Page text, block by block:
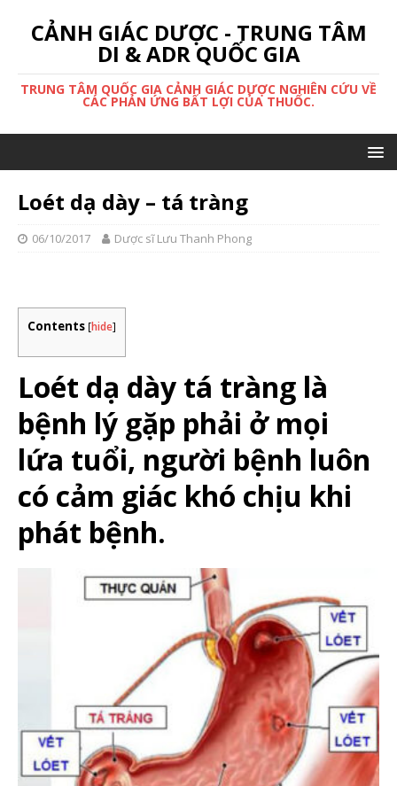
CẢNH GIÁC DƯỢC - TRUNG TÂM
DI & ADR QUỐC GIA
TRUNG TÂM QUỐC GIA CẢNH GIÁC DƯỢC NGHIÊN CỨU VỀ
CÁC PHẢN ỨNG BẤT LỢI CỦA THUỐC.
Loét dạ dày – tá tràng
06/10/2017 Dược sĩ Lưu Thanh Phong
Contents [hide]
Loét dạ dày tá tràng là
bệnh lý gặp phải ở mọi
lứa tuổi, người bệnh luôn
có cảm giác khó chịu khi
phát bệnh.